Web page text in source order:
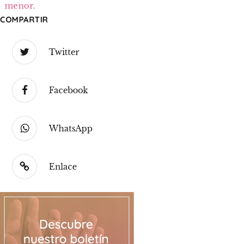
menor.
COMPARTIR
Twitter
Facebook
WhatsApp
Enlace